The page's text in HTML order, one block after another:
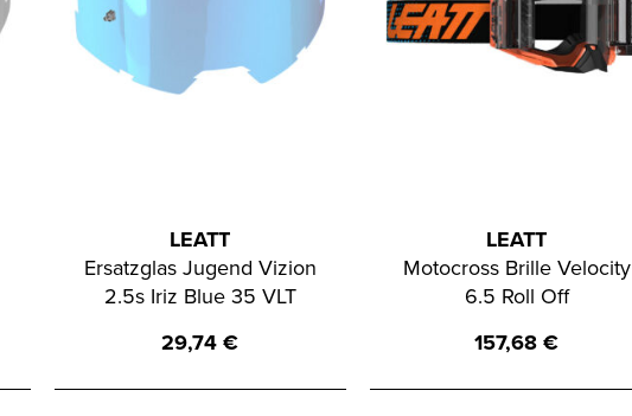
LEATT
Ersatzglas Jugend Vizion
2.5s Iriz Blue 35 VLT
29,74€
LEATT
Motocross Brille Velocity
6.5 Roll Off
157,68€